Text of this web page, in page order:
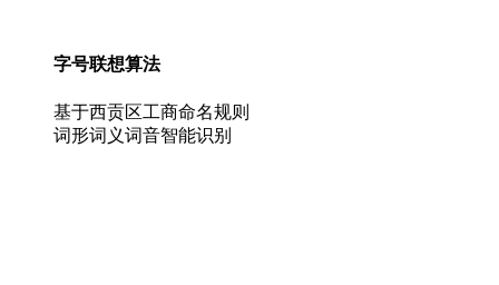
字号联想算法
基于西贡区工商命名规则
词形词义词音智能识别